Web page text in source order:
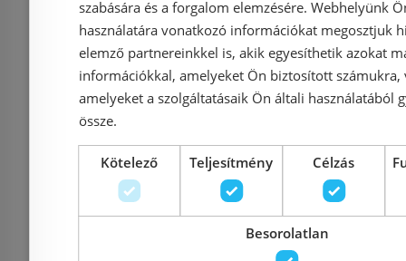
Cikkszám: 25288000
158 100 Ft114 900 Ft
Kosárba
59 475 Ft
-16%
Raktáron Rendelésre
szabására és a forgalom elemzésére. Webhelyünk
használatára vonatkozó információkat megosztjuk
elemző partnereinkkel is, akik egyesíthetik azokat
információkkal, amelyeket Ön biztosított számukra,
amelyeket a szolgáltatásaik Ön általi használatából
össze.
Kötelező Teljesítmény Célzás
Besorolatlan